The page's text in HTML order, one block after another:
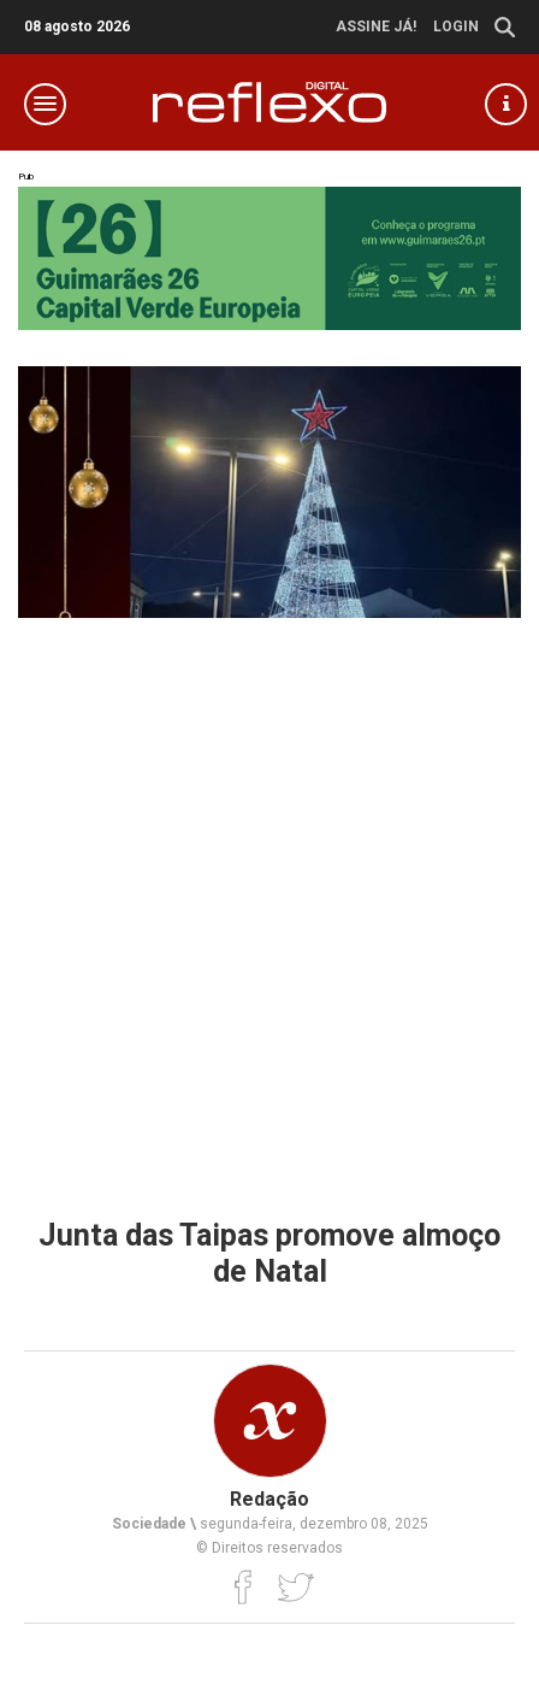
08 agosto 2026 ASSINE JÁ! LOGIN
Pub
Junta das Taipas promove almoço
de Natal
Redação
Sociedade \segunda-feira, dezembro 08, 2025
© Direitos reservados